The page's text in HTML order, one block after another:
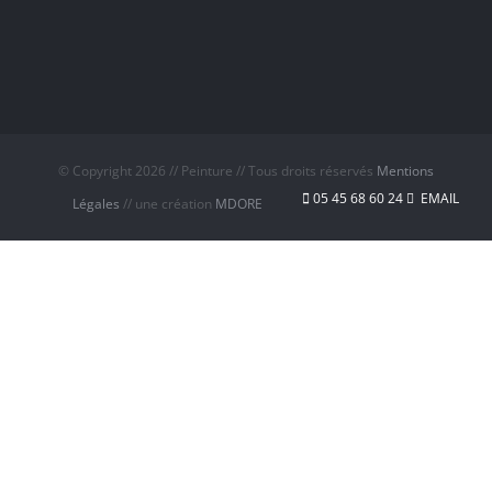
© Copyright 2026 // Peinture // Tous droits réservés Mentions
Légales // une création MDORE 05 45 68 60 24 EMAIL